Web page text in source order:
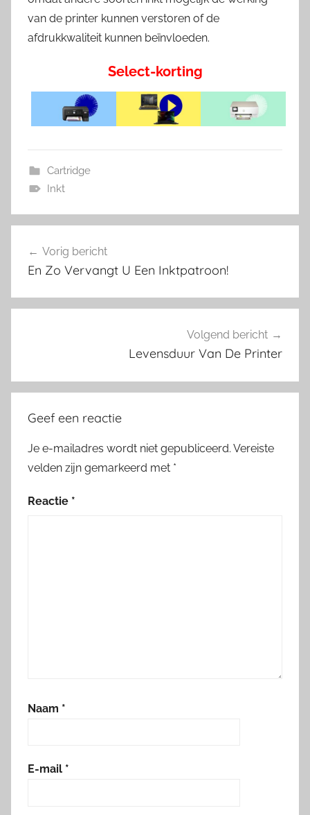
van de printer kunnen verstoren of de
afdrukkwaliteit kunnen beïnvloeden.
Select-korting
Cartridge
Inkt
navigatie
Vorig bericht
En Zo Vervangt U Een Inktpatroon!
Volgend bericht
Levensduur Van De Printer
Geef een reactie
Je e-mailadres wordt niet gepubliceerd. Vereiste
velden zijn gemarkeerd met *
Reactie *
Naam *
E-mail *